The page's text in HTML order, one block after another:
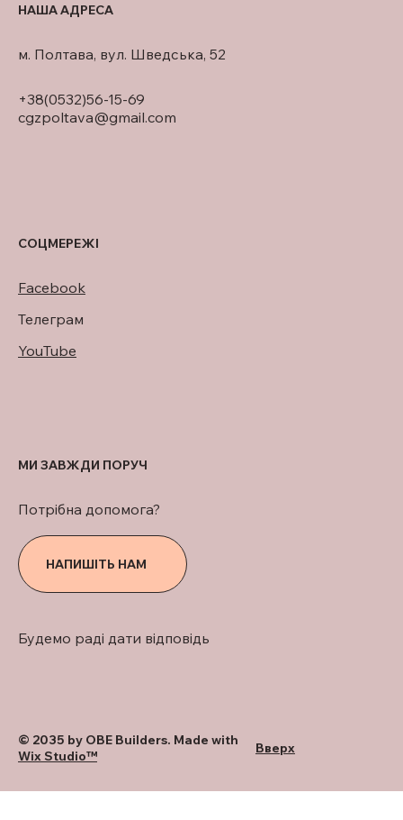
+38(0532)56-15-69
cgzpoltava@gmail.com
м. Полтава, вул. Шведська, 52
НАША АДРЕСА
СОЦМЕРЕЖІ
Facebook
Телеграм
YouTube
Будемо раді дати відповідь
НАПИШІТЬ НАМ
Потрібна допомога?
МИ ЗАВЖДИ ПОРУЧ
© 2035 by OBE Builders. Made with
Wix Studio™
Вверх